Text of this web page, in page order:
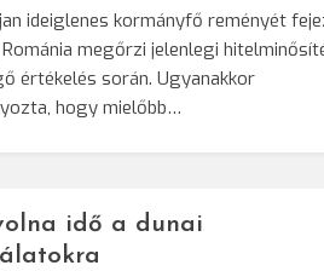
ideiglenes kormányfő reményét
megőrzi jelenlegi
értékelés során. Ugyanakkor
hogy mielőbb…
idő a dunai